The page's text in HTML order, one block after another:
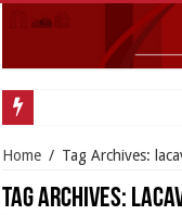
Home / Tag Archives:
Tag Archives: